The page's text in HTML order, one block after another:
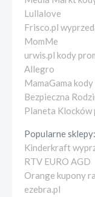
Lullalove
Frisco.pl
MomMe
urwis.pl kody
Allegro
MamaGama
Bezpieczna
Planeta Klocków
Popularne sklepy:
Kinderkraft
RTV EURO AGD
Orange kupony
ezebra.pl